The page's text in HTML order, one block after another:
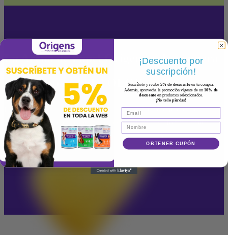
La Arena de Papel Origens es la primera
arena de papel SIN OLOR en Perú
Especialmente diseñada para animales exóticos como conejos,
hámsters, cuyes y otros pequeños compañeros. Su fórmula 100%
biodegradable y sin polvo la convierte en la opción más segura y
amigable con el medio ambiente.
¡Descuento por
suscripción!
Suscríbete y recibe5% de descuentoen tu compra.
Además, aprovecha la promoción vigente de un10% de
descuentoen productos seleccionados.
¡No te lo pierdas!
OBTENER CUPÓN